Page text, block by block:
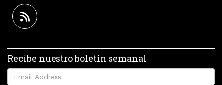
Recibe nuestro boletín semanal